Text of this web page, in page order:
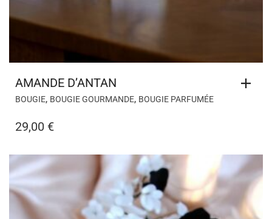
AMANDE D’ANTAN
BOUGIE, BOUGIE GOURMANDE, BOUGIE PARFUMÉE
29,00 €